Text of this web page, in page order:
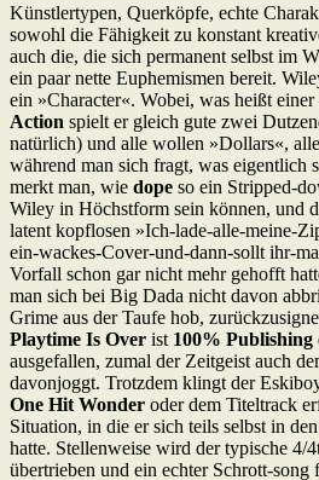
Künstlertypen, Querköpfe, echte
sowohl die Fähigkeit zu konstant
auch die, die sich permanent selbst im
ein paar nette Euphemismen bereit.
ein »Character«. Wobei, was heißt
Action spielt er gleich gute zwei
natürlich) und alle wollen »Dollars«,
während man sich fragt, was eigentlich
merkt man, wie dope so ein Stripped-
Wiley in Höchstform sein können, und
latent kopflosen »Ich-lade-alle-meine-
ein-wackes-Cover-und-dann-sollt ihr-
Vorfall schon gar nicht mehr gehofft
man sich bei Big Dada nicht davon
Grime aus der Taufe hob,
Playtime Is Over ist 100% Publishing
ausgefallen, zumal der Zeitgeist auch
davonjoggt. Trotzdem klingt der
One Hit Wonder oder dem Titeltrack
Situation, in die er sich teils selbst in
hatte. Stellenweise wird der typische 4/
übertrieben und ein echter Schrott-song